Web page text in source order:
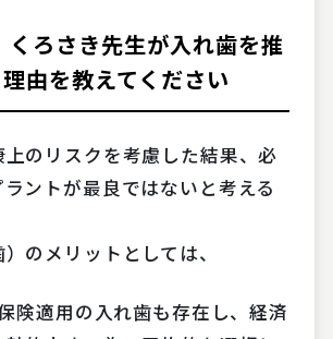
ろさき先生が入れ歯を推
由を教えてください
のリスクを考慮した結果、必
ントが最良ではないと考える
のメリットとしては、
険適用の入れ歯も存在し、経済